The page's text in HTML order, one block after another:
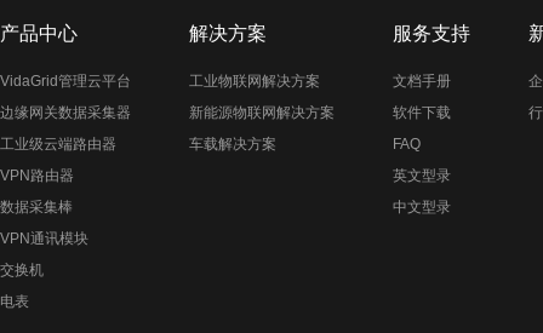
产品中心
VidaGrid管理云平台
边缘网关数据采集器
工业级云端路由器
VPN路由器
数据采集棒
VPN通讯模块
交换机
电表
解决方案
工业物联网解决方案
新能源物联网解决方案
车载解决方案
服务支持
文档手册
软件下载
FAQ
英文型录
中文型录